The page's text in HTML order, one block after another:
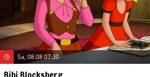
Sa, 08.08 07:30